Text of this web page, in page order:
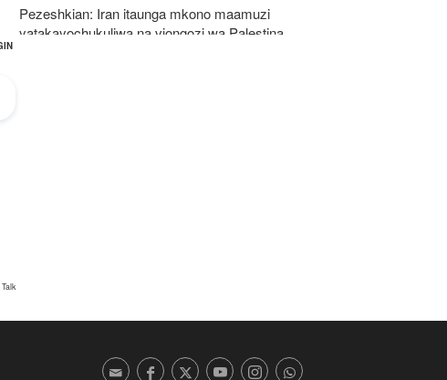
Pezeshkian: Iran itaunga mkono maamuzi
yatakayochukuliwa na viongozi wa Palestina